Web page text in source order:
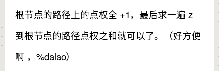
根节点的路径上的点权全 +1，最后求一遍 z
到根节点的路径点权之和就可以了。（好方便
啊 ，%dalao）